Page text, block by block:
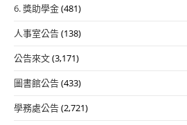
6. 獎助學金(481)
人事室公告(138)
公告來文(3,171)
圖書館公告(433)
學務處公告(2,721)